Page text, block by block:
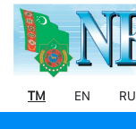
TM EN RU